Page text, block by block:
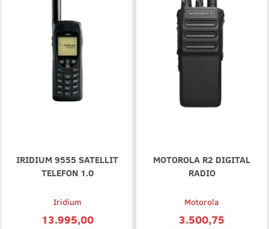
IRIDIUM 9555 SATELLIT
TELEFON 1.0
Iridium
13.995,00
MOTOROLA R2 DIGITAL
RADIO
Motorola
3.500,75